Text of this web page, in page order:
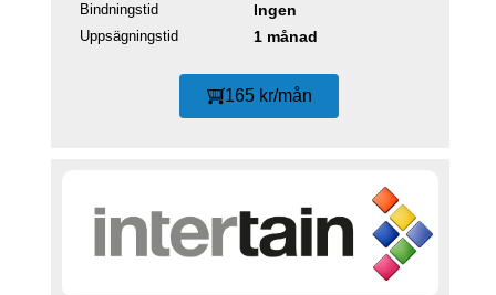
Bindningstid Ingen
Uppsägningstid 1 månad
165 kr/mån